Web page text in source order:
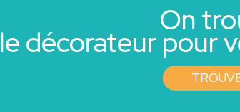
On
le décorateur pour